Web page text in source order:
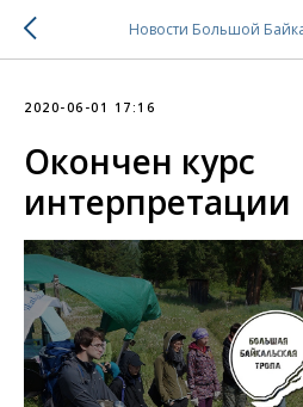
Новости Большой
2020-06-01 17:16
Окончен курс
интерпретации